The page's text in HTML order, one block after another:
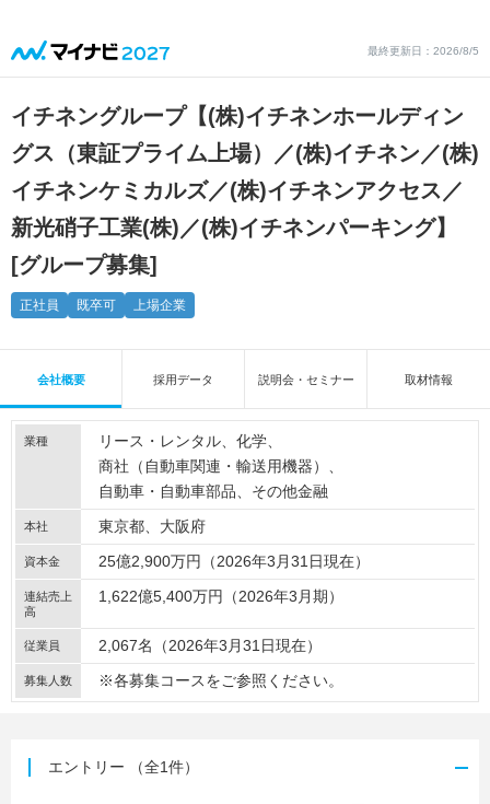
最終更新日：2026/8/5
イチネングループ【(株)イチネンホールディン
グス（東証プライム上場）／(株)イチネン／(株)
イチネンケミカルズ／(株)イチネンアクセス／
新光硝子工業(株)／(株)イチネンパーキング】
[グループ募集]
正社員 既卒可 上場企業
会社概要 採用データ 説明会・セミナー 取材情報
業種 リース・レンタル
化学
商社（自動車関連・輸送用機器）
自動車・自動車部品
その他金融
本社 東京都、大阪府
資本金 25億2,900万円（2026年3月31日現在）
連結売上
高
1,622億5,400万円（2026年3月期）
従業員 2,067名（2026年3月31日現在）
募集人数 ※各募集コースをご参照ください。
エントリー （全1件）